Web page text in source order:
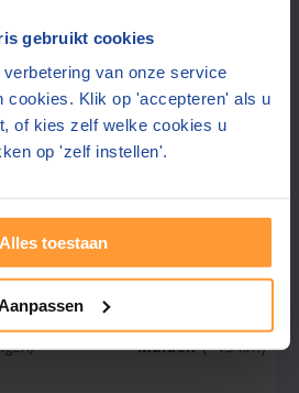
gebruikt cookies
van onze service
cookies. Klik op 'accepteren' als u
of kies zelf welke cookies u
op 'zelf instellen'.
Alles toestaan
Aanpassen
offerte aanvragen
een bericht
1774,-
Notarissen
Malden (+15 km)